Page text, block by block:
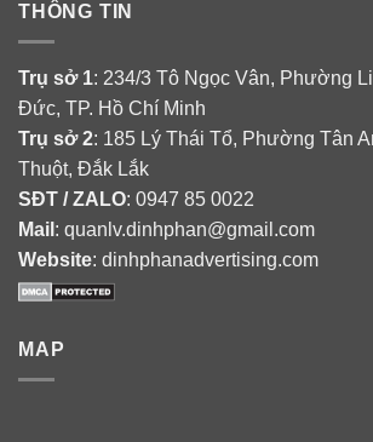
THÔNG TIN
Trụ sở 1: 234/3 Tô Ngọc Vân, Phường
Đức, TP. Hồ Chí Minh
Trụ sở 2: 185 Lý Thái Tổ, Phường Tân
Thuột, Đắk Lắk
SĐT / ZALO: 0947 85 0022
Mail : quanlv.dinhphan@gmail.com
Website: dinhphanadvertising.com
MAP